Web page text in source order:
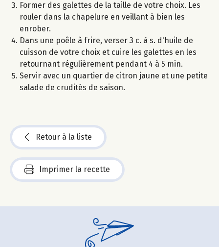
Former des galettes de la taille de votre choix. Les
rouler dans la chapelure en veillant à bien les
enrober.
Dans une poêle à frire, verser 3 c. à s. d'huile de
cuisson de votre choix et cuire les galettes en les
retournant régulièrement pendant 4 à 5 min.
Servir avec un quartier de citron jaune et une petite
salade de crudités de saison.
Retour à la liste
Imprimer la recette